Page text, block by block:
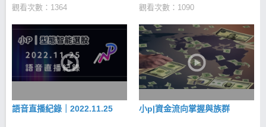
觀看次數：1364 觀看次數：1090
語音直播紀錄｜2022.11.25 小p|資金流向掌握與族群